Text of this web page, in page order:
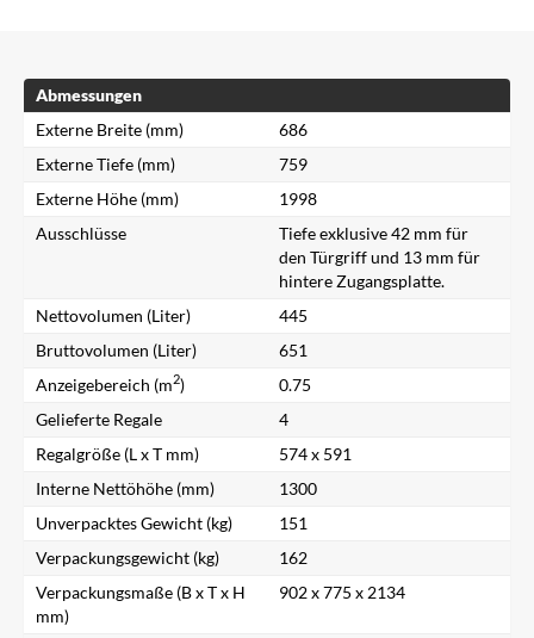
Abmessungen
Externe Breite (mm)
686
Externe Tiefe (mm)
759
Externe Höhe (mm)
1998
Ausschlüsse
Tiefe exklusive 42 mm für
den Türgriff und 13 mm für
hintere Zugangsplatte.
Nettovolumen (Liter)
445
Bruttovolumen (Liter)
651
Anzeigebereich (m2)
0.75
Gelieferte Regale
4
Regalgröße (L x T mm)
574 x 591
Interne Nettöhöhe (mm)
1300
Unverpacktes Gewicht (kg)
151
Verpackungsgewicht (kg)
162
Verpackungsmaße (B x T x H
mm)
902 x 775 x 2134